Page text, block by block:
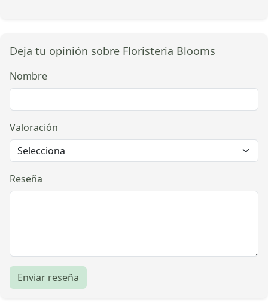
Deja tu opinión sobre Floristeria Blooms
Nombre
Valoración
Reseña
Enviar reseña